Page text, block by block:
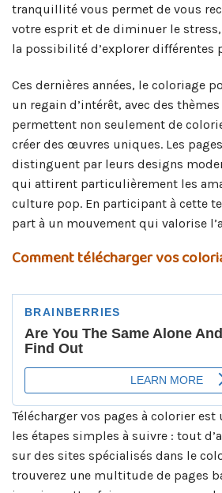
tranquillité vous permet de vous
votre esprit et de diminuer le
la possibilité d’explorer différentes
Ces dernières années, le coloriage
un regain d’intérêt, avec des
permettent non seulement de
créer des œuvres uniques. Les
distinguent par leurs designs
qui attirent particulièrement les
culture pop. En participant à cette
part à un mouvement qui valorise
Comment télécharger vos
Télécharger vos pages à colorier est
les étapes simples à suivre : tout
sur des sites spécialisés dans le
trouverez une multitude de pages